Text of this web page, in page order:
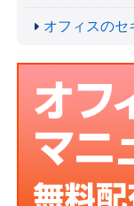
オフィスのセ